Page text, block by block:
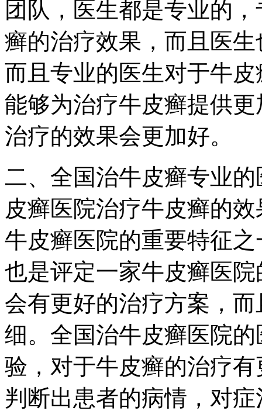
团队，医生都是专业的
癣的治疗效果，而且医
而且专业的医生对于牛
能够为治疗牛皮癣提供
治疗的效果会更加好。
二、全国治牛皮癣专业
皮癣医院治疗牛皮癣的
牛皮癣医院的重要特征
也是评定一家牛皮癣医
会有更好的治疗方案，
细。全国治牛皮癣医院
验，对于牛皮癣的治疗
判断出患者的病情，对